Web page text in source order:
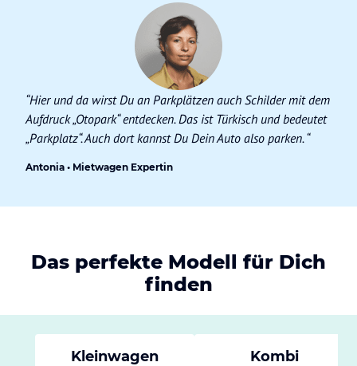
“Hier und da wirst Du an Parkplätzen auch Schilder mit dem
Aufdruck „Otopark“ entdecken. Das ist Türkisch und bedeutet
„Parkplatz“. Auch dort kannst Du Dein Auto also parken. “
Antonia • Mietwagen Expertin
Das perfekte Modell für Dich
finden
Kleinwagen Kombi